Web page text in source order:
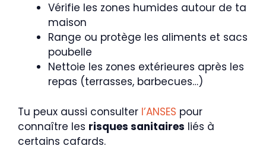
Vérifie les zones humides autour de ta
maison
Range ou protège les aliments et sacs
poubelle
Nettoie les zones extérieures après les
repas (terrasses, barbecues…)
Tu peux aussi consulter l’ANSES pour
connaître les risques sanitaires liés à
certains cafards.